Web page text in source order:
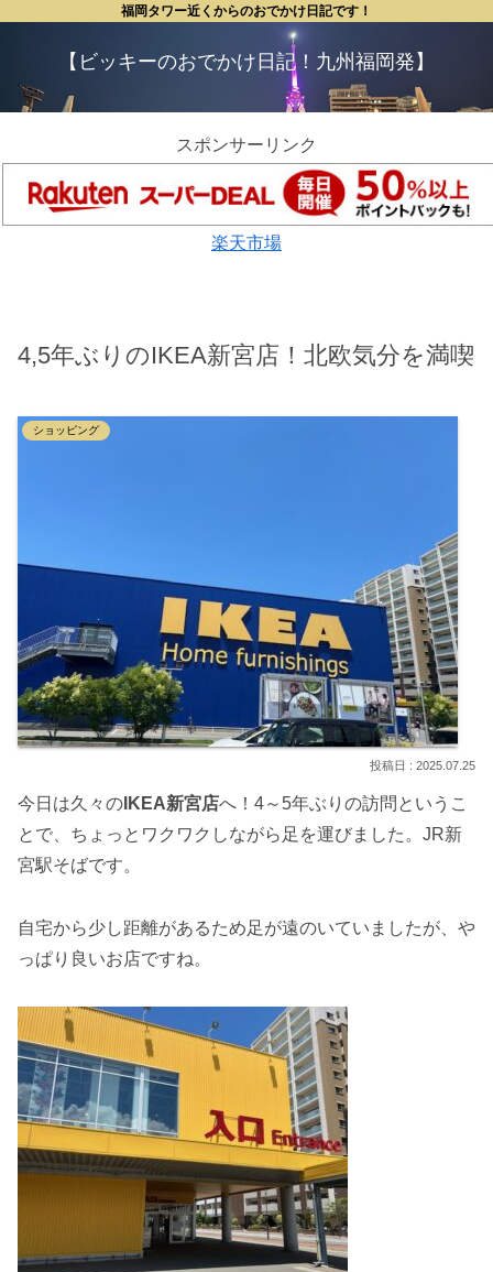
福岡タワー近くからのおでかけ日記です！
【ビッキーのおでかけ日記！九州福岡発】
スポンサーリンク
楽天市場
4,5年ぶりのIKEA新宮店！北欧気分を満喫
ショッピング
2025.07.25
今日は久々の IKEA新宮店へ！4～5年ぶりの訪問というこ
とで、ちょっとワクワクしながら足を運びました。JR新
宮駅そばです。
自宅から少し距離があるため足が遠のいていましたが、や
っぱり良いお店ですね。